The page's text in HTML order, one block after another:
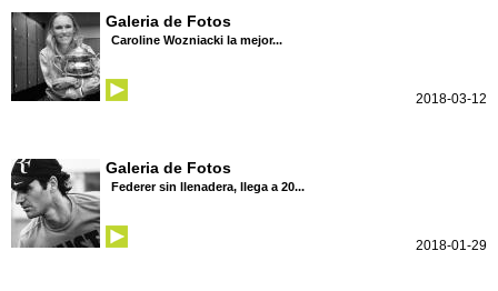
Galeria de Fotos
Caroline Wozniacki la mejor...
2018-03-12
Galeria de Fotos
Federer sin llenadera, llega a 20...
2018-01-29